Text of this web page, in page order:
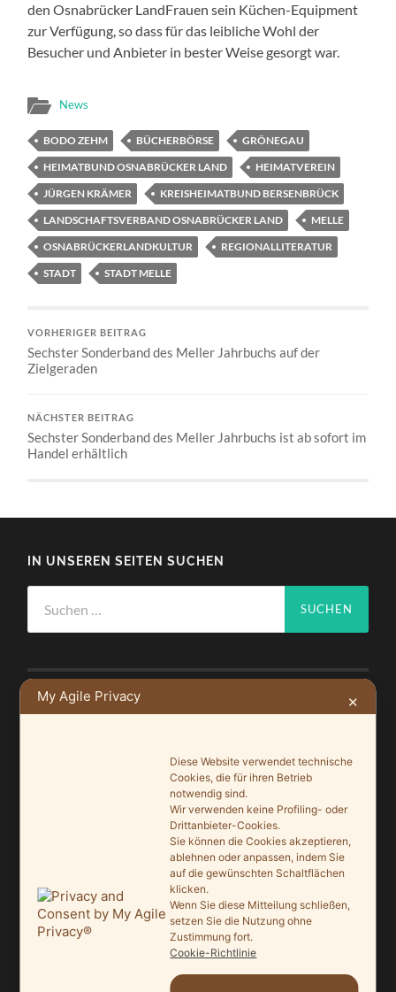
den Osnabrücker LandFrauen sein Küchen-Equipment
zur Verfügung, so dass für das leibliche Wohl der
Besucher und Anbieter in bester Weise gesorgt war.
News
BODO ZEHM BÜCHERBÖRSE
GRÖNEGAU
HEIMATBUND OSNABRÜCKER LAND
HEIMATVEREIN
JÜRGEN KRÄMER
KREISHEIMATBUND BERSENBRÜCK
LANDSCHAFTSVERBAND OSNABRÜCKER LAND
MELLE
OSNABRÜCKERLANDKULTUR
REGIONALLITERATUR
STADT
STADT MELLE
VORHERIGER BEITRAG
Sechster Sonderband des Meller Jahrbuchs auf der
Zielgeraden
NÄCHSTER BEITRAG
Sechster Sonderband des Meller Jahrbuchs ist ab sofort im
Handel erhältlich
IN UNSEREN SEITEN SUCHEN
nach:
NEUSTE BEITRÄGE
Ein Leuchtturmprojekt für mehr Artenvielfalt
Saisonauftakt nach Maß im Grönegau-Museum
Melle punktet beim „Tag des offenen Denkmals“
27. September 2025
Ein Schaufenster der Denkmalpflege
My Agile Privacy ✕
Diese Website verwendet technische
Cookies, die für ihren Betrieb
notwendig sind.
Wir verwenden keine Profiling- oder
Drittanbieter-Cookies.
Sie können die Cookies akzeptieren,
ablehnen oder anpassen, indem Sie
auf die gewünschten Schaltflächen
klicken.
Wenn Sie diese Mitteilung schließen,
setzen Sie die Nutzung ohne
Zustimmung fort.
Cookie-Richtlinie